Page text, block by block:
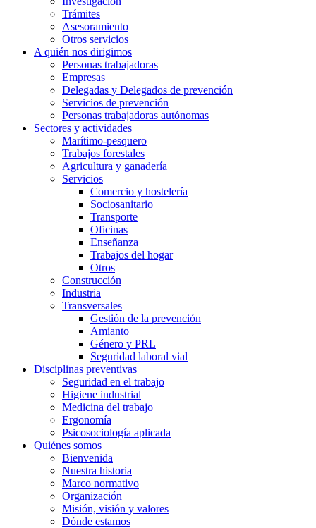
Trámites
Asesoramiento
Otros servicios
A quién nos dirigimos
Personas trabajadoras
Empresas
Delegadas y Delegados de prevención
Servicios de prevención
Personas trabajadoras autónomas
Sectores y actividades
Marítimo-pesquero
Trabajos forestales
Agricultura y ganadería
Servicios
Comercio y hostelería
Sociosanitario
Transporte
Oficinas
Enseñanza
Trabajos del hogar
Otros
Construcción
Industria
Transversales
Gestión de la prevención
Amianto
Género y PRL
Seguridad laboral vial
Disciplinas preventivas
Seguridad en el trabajo
Higiene industrial
Medicina del trabajo
Ergonomía
Psicosociología aplicada
Quiénes somos
Bienvenida
Nuestra historia
Marco normativo
Organización
Misión, visión y valores
Dónde estamos